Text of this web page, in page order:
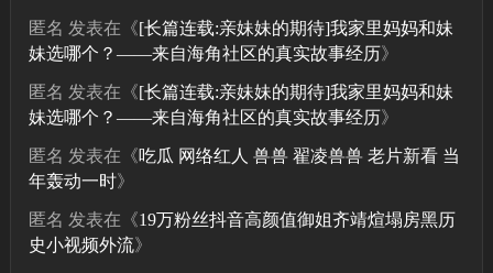
匿名 发表在《[长篇连载:亲妹妹的期待]我家里妈妈和妹
妹选哪个？——来自海角社区的真实故事经历》
匿名 发表在《[长篇连载:亲妹妹的期待]我家里妈妈和妹
妹选哪个？——来自海角社区的真实故事经历》
匿名 发表在《吃瓜 网络红人 兽兽 翟凌兽兽 老片新看 当
年轰动一时》
匿名 发表在《19万粉丝抖音高颜值御姐齐靖煊塌房黑历
史小视频外流》